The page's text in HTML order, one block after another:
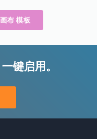
布 模板
键启用。